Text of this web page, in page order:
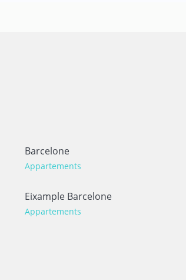
Barcelone
Appartements
Eixample Barcelone
Appartements